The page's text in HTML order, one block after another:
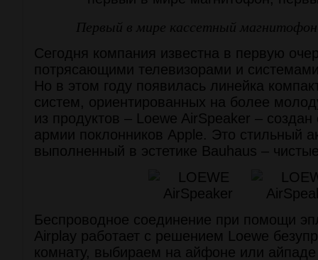
Первый в мире кассетный
Сегодня компания известна в первую
потрясающими телевизорами и
Но в этом году появилась линейка
систем, ориентированных на более
из продуктов – Loewe AirSpeaker –
армии поклонников Apple. Это стильный
выполненный в эстетике Bauhaus –
Беспроводное соединение при помощи
Airplay работает с решением Loewe
комнату, выбираем на айфоне или